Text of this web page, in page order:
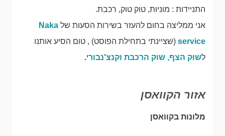
התניידות : מוניות, טוק טוק, רכבת.
אני ממליצה בחום להעזר בשירות הסעות של Naka
service (שציינתי בתחילת הפוסט) , טום הסיע אותנו
לשוק הצף, שוק הרכבת וקנצ'נבורי.
אזור הקוואסן
מלונות בקוואסן